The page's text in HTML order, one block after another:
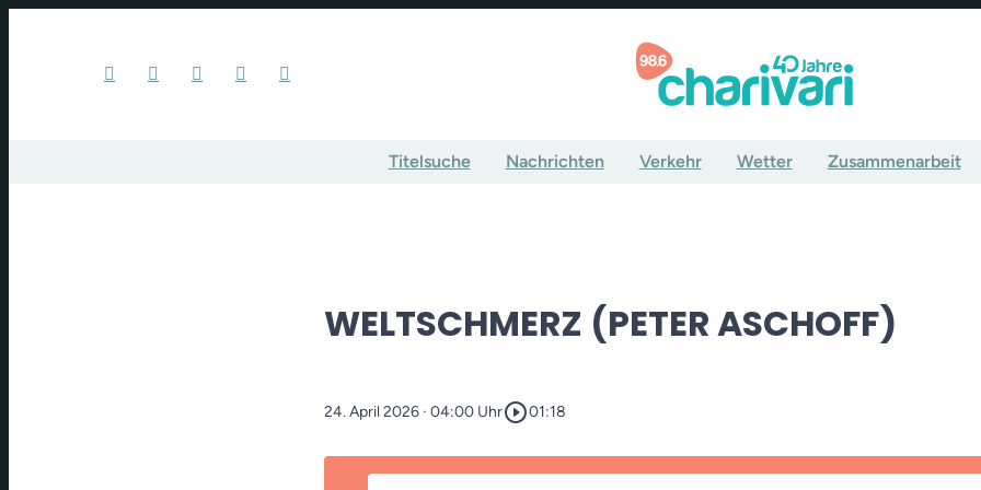
Titelsuche Nachrichten Verkehr Wetter Zusammenarbeit
WELTSCHMERZ (PETER ASCHOFF)
24. April 2026 · 04:00 Uhrplay_circle_outline01:18